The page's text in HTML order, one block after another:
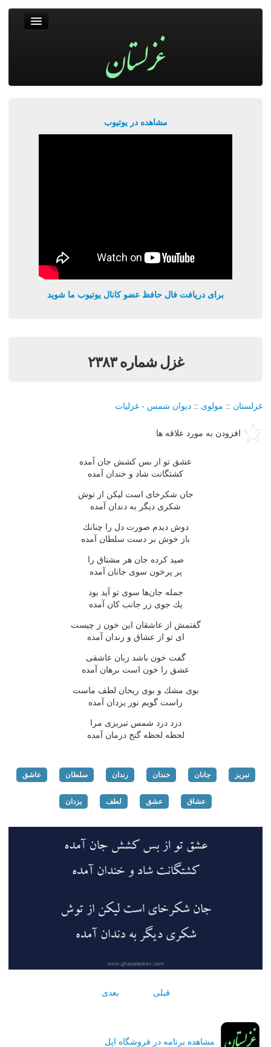
مشاهده در یوتیوب
برای دریافت فال حافظ عضو کانال یوتیوب ما شوید
غزل شماره ۲۳۸۳
غزلستان :: مولوی :: دیوان شمس - غزلیات
افزودن به مورد علاقه ها
عشق تو از بس كشش جان آمده
كشتگانت شاد و خندان آمده
جان شكرخای است لیكن از توش
شكری دیگر به دندان آمده
دوش دیدم صورت دل را چنانك
باز خوش بر دست سلطان آمده
صید كرده جان هر مشتاق را
پر پرخون سوی جانان آمده
جمله جان‌ها سوی تو آید بود
یك جوی زر جانب كان آمده
گفتمش از عاشقان این خون ز چیست
ای تو از عشاق و رندان آمده
گفت خون باشد زبان عاشقی
عشق را خون است برهان آمده
بوی مشك و بوی ریحان لطف ماست
راست گویم نور یزدان آمده
درد درد شمس تبریزی مرا
لحظه لحظه گنج درمان آمده
تبریز جانان خندان رندان سلطان عاشق
عشاق عشق لطف یزدان
قبلی بعدی
مشاهده برنامه در فروشگاه اپل